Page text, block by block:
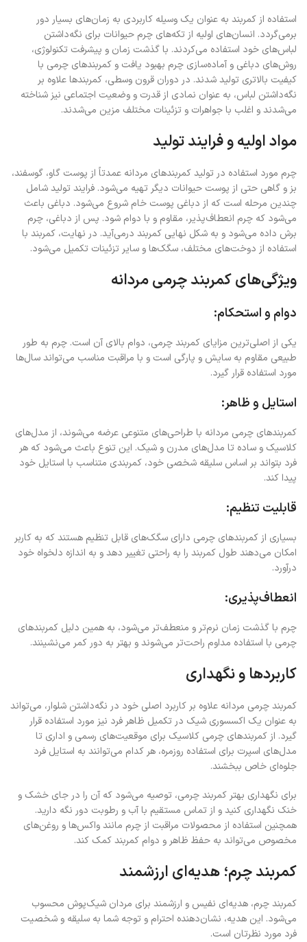
استفاده از کمربند به عنوان یک وسیله کاربردی به زمان‌های بسیار دور
برمی‌گردد. انسان‌های اولیه از تکه‌های چرم حیوانات برای نگه‌داشتن
لباس‌های خود استفاده می‌کردند. با گذشت زمان و پیشرفت تکنولوژی،
روش‌های دباغی و آماده‌سازی چرم بهبود یافت و کمربندهای چرمی با
کیفیت بالاتری تولید شدند. در دوران قرون وسطی، کمربندها علاوه بر
نگه‌داشتن لباس، به عنوان نمادی از قدرت و وضعیت اجتماعی نیز شناخته
می‌شدند و اغلب با جواهرات و تزئینات مختلف مزین می‌شدند.
مواد اولیه و فرایند تولید
چرم مورد استفاده در تولید کمربندهای مردانه عمدتاً از پوست گاو، گوسفند،
بز و گاهی حتی از پوست حیوانات دیگر تهیه می‌شود. فرایند تولید شامل
چندین مرحله است که از دباغی پوست خام شروع می‌شود. دباغی باعث
می‌شود که چرم انعطاف‌پذیر، مقاوم و با دوام شود. پس از دباغی، چرم
برش داده می‌شود و به شکل نهایی کمربند درمی‌آید. در نهایت، کمربند با
استفاده از دوخت‌های مختلف، سگک‌ها و سایر تزئینات تکمیل می‌شود.
ویژگی‌های کمربند چرمی مردانه
دوام و استحکام:
یکی از اصلی‌ترین مزایای کمربند چرمی، دوام بالای آن است. چرم به طور
طبیعی مقاوم به سایش و پارگی است و با مراقبت مناسب می‌تواند سال‌ها
مورد استفاده قرار گیرد.
استایل و ظاهر:
کمربندهای چرمی مردانه با طراحی‌های متنوعی عرضه می‌شوند، از مدل‌های
کلاسیک و ساده تا مدل‌های مدرن و شیک. این تنوع باعث می‌شود که هر
فرد بتواند بر اساس سلیقه شخصی خود، کمربندی متناسب با استایل خود
پیدا کند.
قابلیت تنظیم:
بسیاری از کمربندهای چرمی دارای سگک‌های قابل تنظیم هستند که به کاربر
امکان می‌دهند طول کمربند را به راحتی تغییر دهد و به اندازه دلخواه خود
درآورد.
انعطاف‌پذیری:
چرم با گذشت زمان نرم‌تر و منعطف‌تر می‌شود، به همین دلیل کمربندهای
چرمی با استفاده مداوم راحت‌تر می‌شوند و بهتر به دور کمر می‌نشینند.
کاربردها و نگهداری
کمربند چرمی مردانه علاوه بر کاربرد اصلی خود در نگه‌داشتن شلوار، می‌تواند
به عنوان یک اکسسوری شیک در تکمیل ظاهر فرد نیز مورد استفاده قرار
گیرد. از کمربندهای چرمی کلاسیک برای موقعیت‌های رسمی و اداری تا
مدل‌های اسپرت برای استفاده روزمره، هر کدام می‌توانند به استایل فرد
جلوه‌ای خاص ببخشند.
برای نگهداری بهتر کمربند چرمی، توصیه می‌شود که آن را در جای خشک و
خنک نگهداری کنید و از تماس مستقیم با آب و رطوبت دور نگه دارید.
همچنین استفاده از محصولات مراقبت از چرم مانند واکس‌ها و روغن‌های
مخصوص می‌تواند به حفظ ظاهر و دوام کمربند کمک کند.
کمربند چرم؛ هدیه‌ای ارزشمند
کمربند چرم، هدیه‌ای نفیس و ارزشمند برای مردان شیک‌پوش محسوب
می‌شود. این هدیه، نشان‌دهنده احترام و توجه شما به سلیقه و شخصیت
فرد مورد نظرتان است.